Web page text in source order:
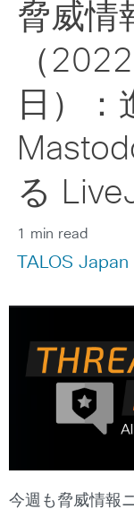
脅威情
（
日）：
る
1 min read
TALOS Japan
今週も脅威情報